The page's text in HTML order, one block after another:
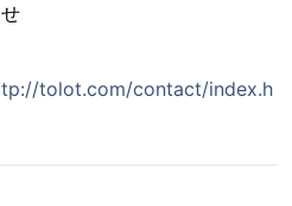
tolot.com/contact/index.h